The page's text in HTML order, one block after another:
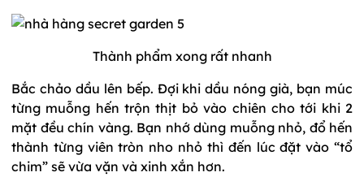
Thành phẩm xong rất nhanh
Bắc chảo dầu lên bếp. Đợi khi dầu nóng già, bạn múc
từng muỗng hến trộn thịt bỏ vào chiên cho tới khi 2
mặt đều chín vàng. Bạn nhớ dùng muỗng nhỏ, đổ hến
thành từng viên tròn nho nhỏ thì đến lúc đặt vào “tổ
chim” sẽ vừa vặn và xinh xắn hơn.